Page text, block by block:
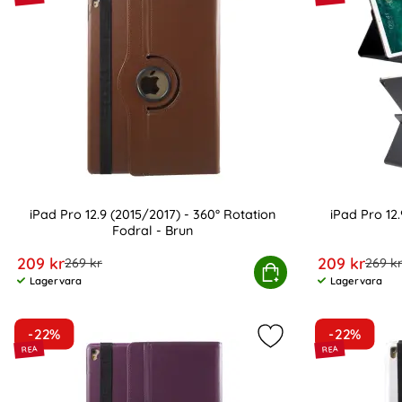
iPad Pro 12.9 (2015/2017) - 360° Rotation
Fodral - Brun
rea pris
209 krtidigare pris
269 kr
Tillgänglighet:
Lagervara
Köp
iPad Pro 12.9 (2015/2017) - 360° Rotation
iPad Pro
rea pris
209 kr269 kr
Tillgänglighet:
Lagervara
-22%
Markera iPad Pro
-22%